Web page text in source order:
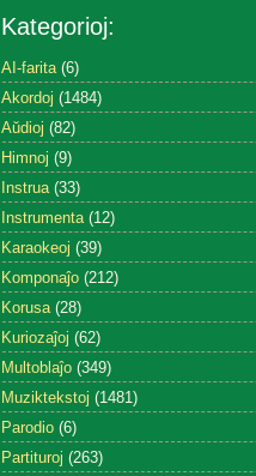
Kategorioj:
AI-farita (6)
Akordoj (1484)
Aŭdioj (82)
Himnoj (9)
Instrua (33)
Instrumenta (12)
Karaokeoj (39)
Komponaĵo (212)
Korusa (28)
Kuriozaĵoj (62)
Multoblaĵo (349)
Muziktekstoj (1481)
Parodio (6)
Partituroj (263)